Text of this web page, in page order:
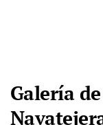
Galería